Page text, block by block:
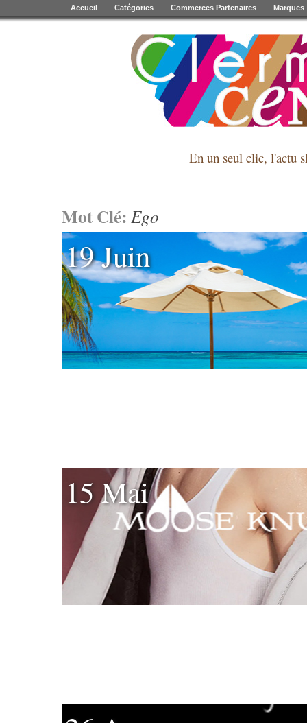
En un seul clic, l'actu
Accueil Catégories Commerces Partenaires Marques
Mot Clé: Ego
19 Juin
15 Mai